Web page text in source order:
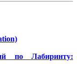
по Лабиринту: